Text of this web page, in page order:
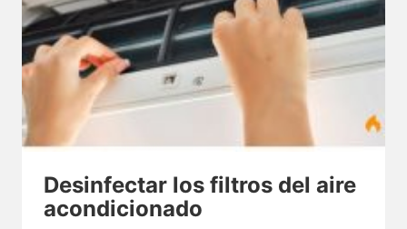
Desinfectar los filtros del aire
acondicionado